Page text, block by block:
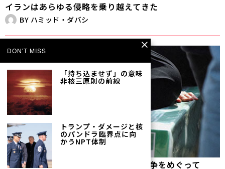
イランはあらゆる侵略を乗り越えてきた
BY ハミッド・ダバシ
空爆された学校——イランの教育と戦争をめぐって
DON'T MISS
「持ち込ませず」の意味――
非核三原則の前線
トランプ・ダメージと核
のパンドラ――臨界点に向
かうNPT体制